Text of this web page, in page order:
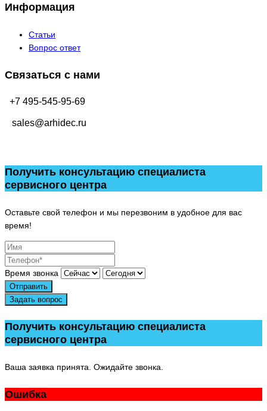
Информация
Статьи
Вопрос ответ
Связаться с нами
+7 495-545-95-69
sales@arhidec.ru
Получить консультацию специалиста
сервисного центра
Оставьте свой телефон и мы перезвоним в удобное для вас
время!
Время звонка
Отправить
Задать вопрос
Получить консультацию специалиста
сервисного центра
Ваша заявка принята. Ожидайте звонка.
Ошибка